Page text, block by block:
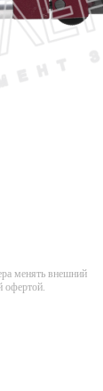
менять внешний
офертой.